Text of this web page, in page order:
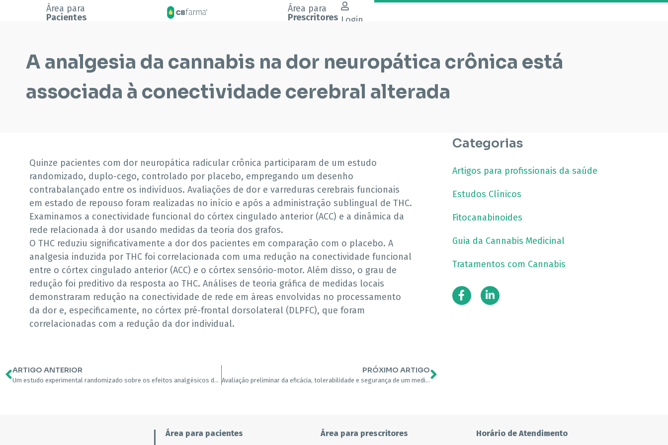
Área para
Pacientes
Área para
Prescritores Login
A analgesia da cannabis na dor neuropática crônica está
associada à conectividade cerebral alterada
Quinze pacientes com dor neuropática radicular crônica participaram de um estudo
randomizado, duplo-cego, controlado por placebo, empregando um desenho
contrabalançado entre os indivíduos. Avaliações de dor e varreduras cerebrais funcionais
em estado de repouso foram realizadas no início e após a administração sublingual de THC.
Examinamos a conectividade funcional do córtex cingulado anterior (ACC) e a dinâmica da
rede relacionada à dor usando medidas da teoria dos grafos.
O THC reduziu significativamente a dor dos pacientes em comparação com o placebo. A
analgesia induzida por THC foi correlacionada com uma redução na conectividade funcional
entre o córtex cingulado anterior (ACC) e o córtex sensório-motor. Além disso, o grau de
redução foi preditivo da resposta ao THC. Análises de teoria gráfica de medidas locais
demonstraram redução na conectividade de rede em áreas envolvidas no processamento
da dor e, especificamente, no córtex pré-frontal dorsolateral (DLPFC), que foram
correlacionadas com a redução da dor individual.
ARTIGO ANTERIOR
Um estudo experimental randomizado sobre os efeitos analgésicos da cannabis de grau farmacêutico em pacientes com dor crônica e fibromialgia.
PRÓXIMO ARTIGO
Avaliação preliminar da eficácia, tolerabilidade e segurança de um medicamento à base de cannabis (Sativex) no tratamento da dor causada pela artrite reumatoide.
Categorias
Artigos para profissionais da saúde
Estudos Clínicos
Fitocanabinoides
Guia da Cannabis Medicinal
Tratamentos com Cannabis
Área para pacientes Área para prescritores Horário de Atendimento